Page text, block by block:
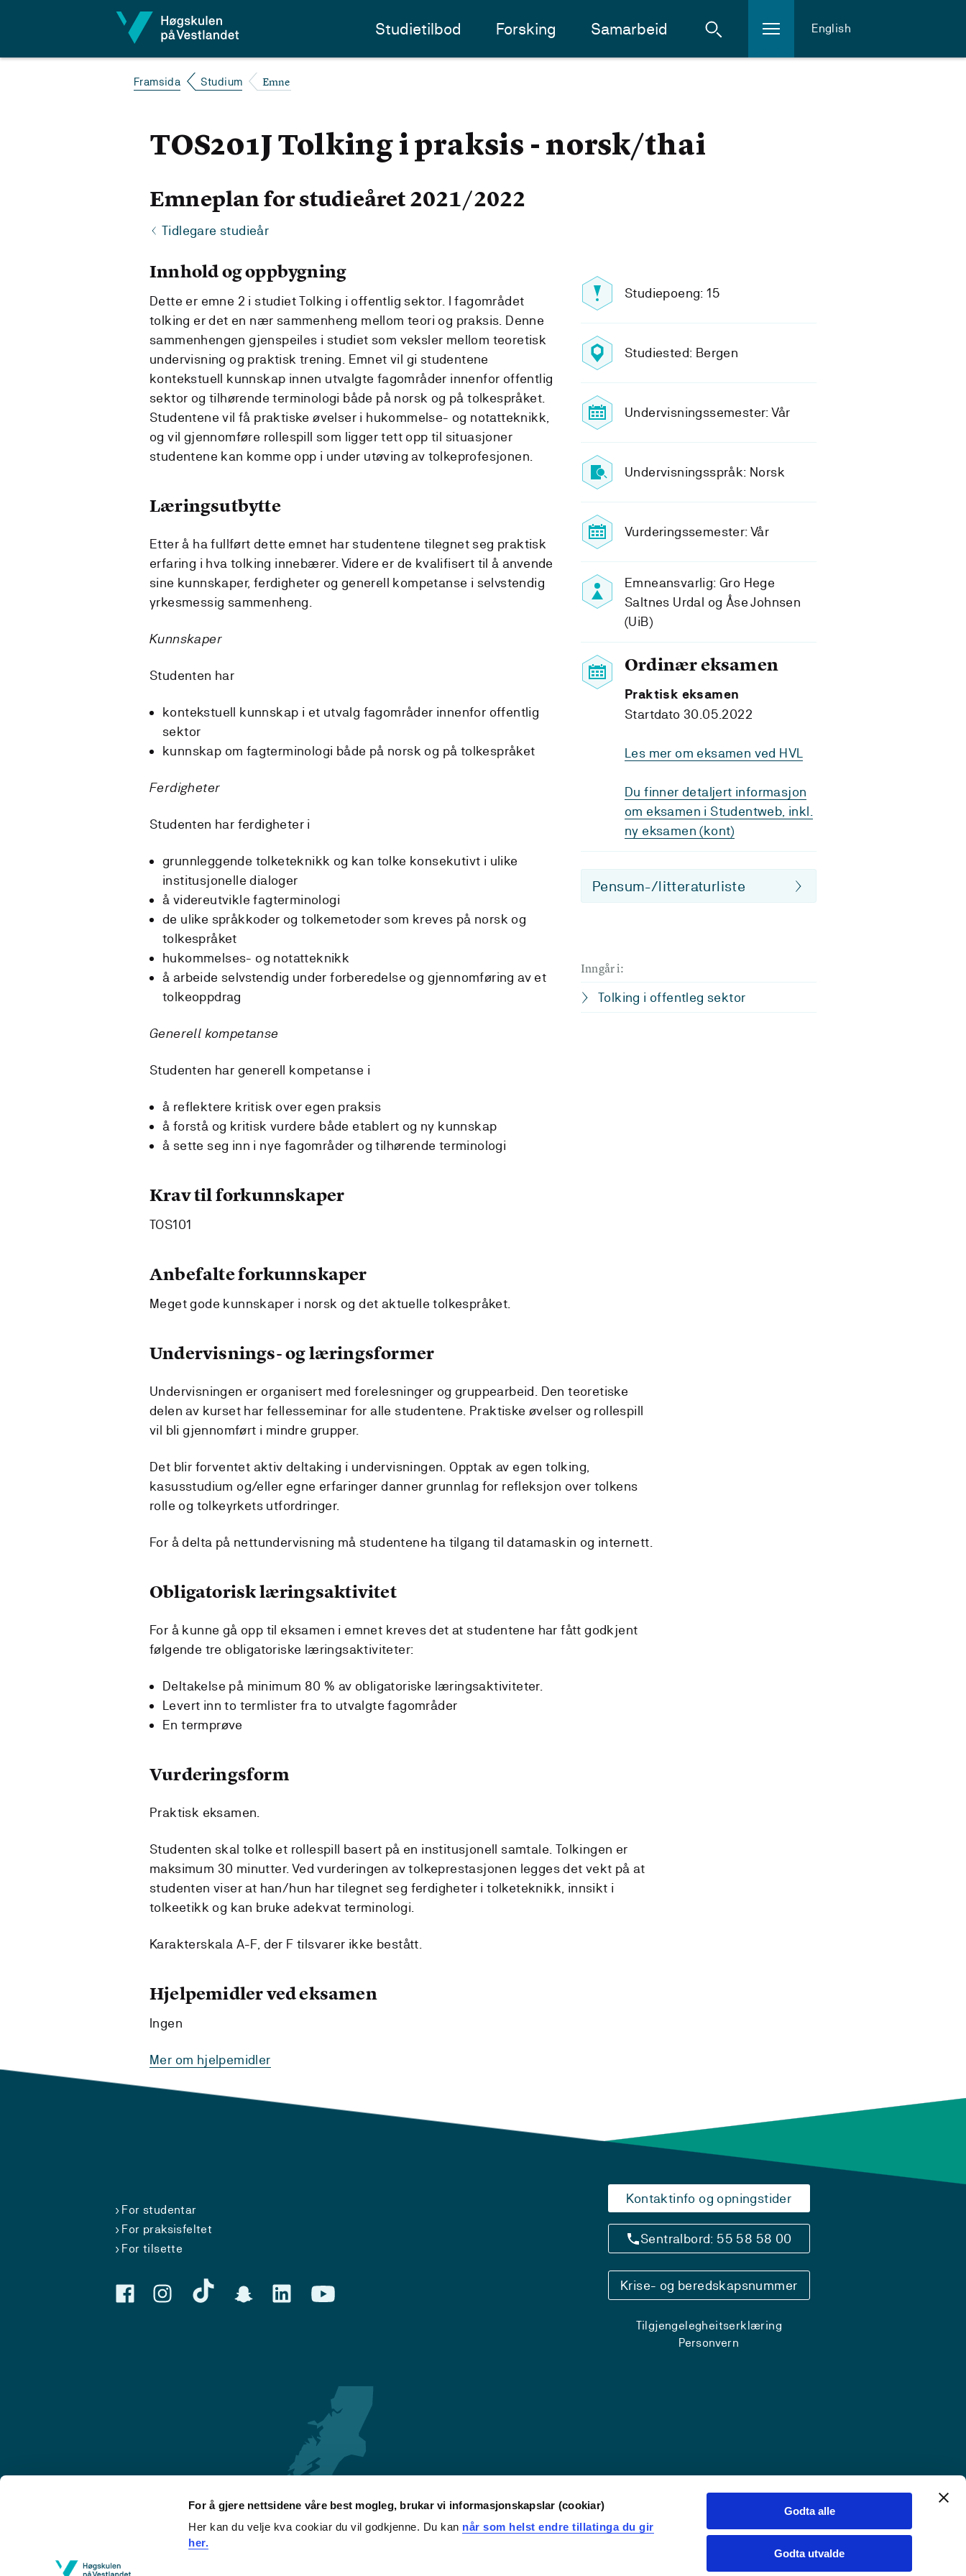
For å gjere nettsidene våre best mogleg, brukar vi informasjonskapslar (cookiar)
Her kan du velje kva cookiar du vil godkjenne. Du kan når som helst endre tillatinga du gir
her.
Godta alle
Godta utvalde
Studietilbod Forsking Samarbeid English
Framsida Studium Emne
TOS201J Tolking i praksis - norsk/thai
Emneplan for studieåret 2021/2022
Tidlegare studieår
Studiepoeng: 15
Studiested: Bergen
Undervisningssemester: Vår
Undervisningsspråk: Norsk
Vurderingssemester: Vår
Emneansvarlig: Gro Hege
Saltnes Urdal og Åse Johnsen
(UiB)
Ordinær eksamen
Praktisk eksamen
Startdato 30.05.2022
Les mer om eksamen ved HVL
Du finner detaljert informasjon
om eksamen i Studentweb, inkl.
ny eksamen (kont)
Pensum-/litteraturliste
Inngår i:
Tolking i offentleg sektor
Innhold og oppbygning
Dette er emne 2 i studiet Tolking i offentlig sektor. I fagområdet
tolking er det en nær sammenheng mellom teori og praksis. Denne
sammenhengen gjenspeiles i studiet som veksler mellom teoretisk
undervisning og praktisk trening. Emnet vil gi studentene
kontekstuell kunnskap innen utvalgte fagområder innenfor offentlig
sektor og tilhørende terminologi både på norsk og på tolkespråket.
Studentene vil få praktiske øvelser i hukommelse- og notatteknikk,
og vil gjennomføre rollespill som ligger tett opp til situasjoner
studentene kan komme opp i under utøving av tolkeprofesjonen.
Læringsutbytte
Etter å ha fullført dette emnet har studentene tilegnet seg praktisk
erfaring i hva tolking innebærer. Videre er de kvalifisert til å anvende
sine kunnskaper, ferdigheter og generell kompetanse i selvstendig
yrkesmessig sammenheng.
Kunnskaper
Studenten har
kontekstuell kunnskap i et utvalg fagområder innenfor offentlig
sektor
kunnskap om fagterminologi både på norsk og på tolkespråket
Ferdigheter
Studenten har ferdigheter i
grunnleggende tolketeknikk og kan tolke konsekutivt i ulike
institusjonelle dialoger
å videreutvikle fagterminologi
de ulike språkkoder og tolkemetoder som kreves på norsk og
tolkespråket
hukommelses- og notatteknikk
å arbeide selvstendig under forberedelse og gjennomføring av et
tolkeoppdrag
Generell kompetanse
Studenten har generell kompetanse i
å reflektere kritisk over egen praksis
å forstå og kritisk vurdere både etablert og ny kunnskap
å sette seg inn i nye fagområder og tilhørende terminologi
Krav til forkunnskaper
TOS101
Anbefalte forkunnskaper
Meget gode kunnskaper i norsk og det aktuelle tolkespråket.
Undervisnings- og læringsformer
Undervisningen er organisert med forelesninger og gruppearbeid. Den teoretiske
delen av kurset har fellesseminar for alle studentene. Praktiske øvelser og rollespill
vil bli gjennomført i mindre grupper.
Det blir forventet aktiv deltaking i undervisningen. Opptak av egen tolking,
kasusstudium og/eller egne erfaringer danner grunnlag for refleksjon over tolkens
rolle og tolkeyrkets utfordringer.
For å delta på nettundervisning må studentene ha tilgang til datamaskin og internett.
Obligatorisk læringsaktivitet
For å kunne gå opp til eksamen i emnet kreves det at studentene har fått godkjent
følgende tre obligatoriske læringsaktiviteter:
Deltakelse på minimum 80 % av obligatoriske læringsaktiviteter.
Levert inn to termlister fra to utvalgte fagområder
En termprøve
Vurderingsform
Praktisk eksamen.
Studenten skal tolke et rollespill basert på en institusjonell samtale. Tolkingen er
maksimum 30 minutter. Ved vurderingen av tolkeprestasjonen legges det vekt på at
studenten viser at han/hun har tilegnet seg ferdigheter i tolketeknikk, innsikt i
tolkeetikk og kan bruke adekvat terminologi.
Karakterskala A-F, der F tilsvarer ikke bestått.
Hjelpemidler ved eksamen
Ingen
Mer om hjelpemidler
For studentar
For praksisfeltet
For tilsette
Kontaktinfo og opningstider
Sentralbord: 55 58 58 00
Krise- og beredskapsnummer
Tilgjengelegheitserklæring
Personvern